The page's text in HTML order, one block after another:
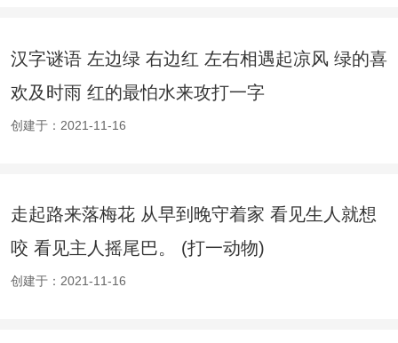
汉字谜语 左边绿 右边红 左右相遇起凉风 绿的喜
欢及时雨 红的最怕水来攻打一字
创建于：2021-11-16
走起路来落梅花 从早到晚守着家 看见生人就想
咬 看见主人摇尾巴。 (打一动物)
创建于：2021-11-16